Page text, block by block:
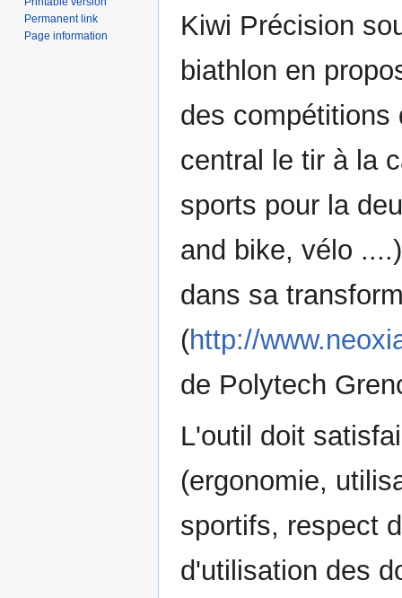
Kiwi Précision
biathlon en
des compétitions
central le tir à la
sports pour la
and bike, vélo
dans sa
(http://
de Polytech
L'outil doit
(ergonomie,
sportifs, respect
d'utilisation des
Permanent link
Page information